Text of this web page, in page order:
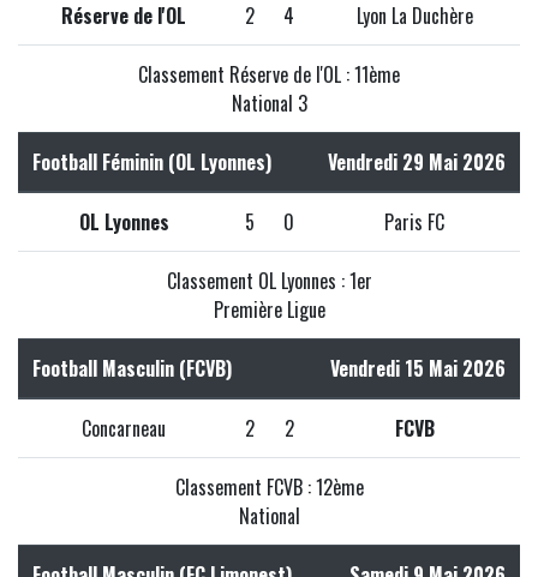
Réserve de l'OL 2 4 Lyon La Duchère
Classement Réserve de l'OL : 11ème
National 3
Football Féminin (OL Lyonnes) Vendredi 29 Mai 2026
OL Lyonnes 5 0 Paris FC
Classement OL Lyonnes : 1er
Première Ligue
Football Masculin (FCVB) Vendredi 15 Mai 2026
Concarneau 2 2 FCVB
Classement FCVB : 12ème
National